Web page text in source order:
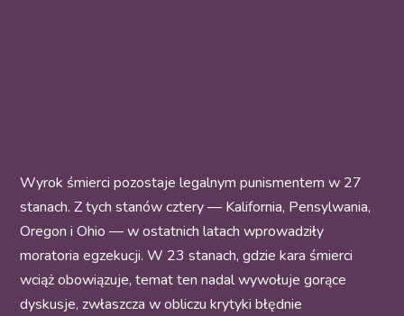
Wyrok śmierci pozostaje legalnym punismentem w 27
stanach. Z tych stanów cztery — Kalifornia, Pensylwania,
Oregon i Ohio — w ostatnich latach wprowadziły
moratoria egzekucji. W 23 stanach, gdzie kara śmierci
wciąż obowiązuje, temat ten nadal wywołuje gorące
dyskusje, zwłaszcza w obliczu krytyki błędnie